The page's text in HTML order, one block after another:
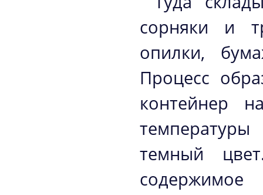
сорняки и
опилки,
Процесс
контейнер
темный